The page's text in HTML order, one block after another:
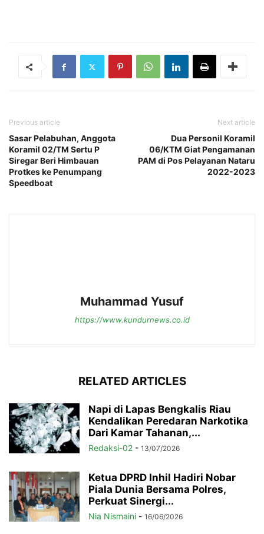
Previous article
Sasar Pelabuhan, Anggota
Koramil 02/TM Sertu P
Siregar Beri Himbauan
Protkes ke Penumpang
Speedboat
Next article
Dua Personil Koramil
06/KTM Giat Pengamanan
PAM di Pos Pelayanan Nataru
2022-2023
Muhammad Yusuf
https://www.kundurnews.co.id
RELATED ARTICLES
Napi di Lapas Bengkalis Riau
Kendalikan Peredaran Narkotika
Dari Kamar Tahanan,...
Redaksi-02 - 13/07/2026
Ketua DPRD Inhil Hadiri Nobar
Piala Dunia Bersama Polres,
Perkuat Sinergi...
Nia Nismaini - 16/06/2026